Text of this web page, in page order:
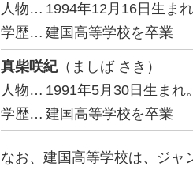
人物… 1994年12月16日生ま
学歴… 建国高等学校を卒業
真柴咲紀（ましば さき）
人物… 1991年5月30日生まれ
学歴… 建国高等学校を卒業
なお、建国高等学校は、ジャ